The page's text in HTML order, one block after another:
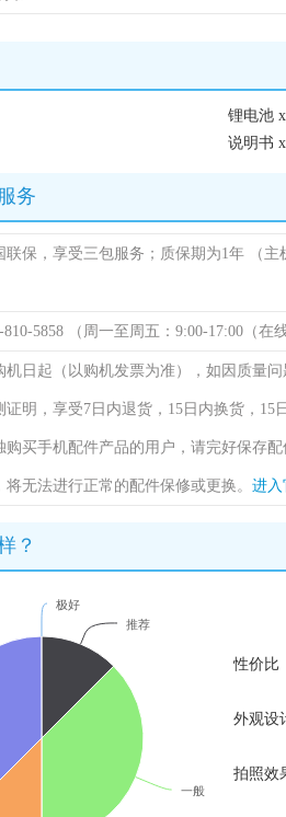
锂电池
说明书
务
联保，享受三包服务；质保期为1年 （
810-5858 （周一至周五：9:00-17:00（在
机日起（以购机发票为准），如因质量
证明，享受7日内退货，15日内换货，
购买手机配件产品的用户，请完好保存
将无法进行正常的配件保修或更换。 进入
？
极好
推荐
一般
性价比
外观设
拍照效